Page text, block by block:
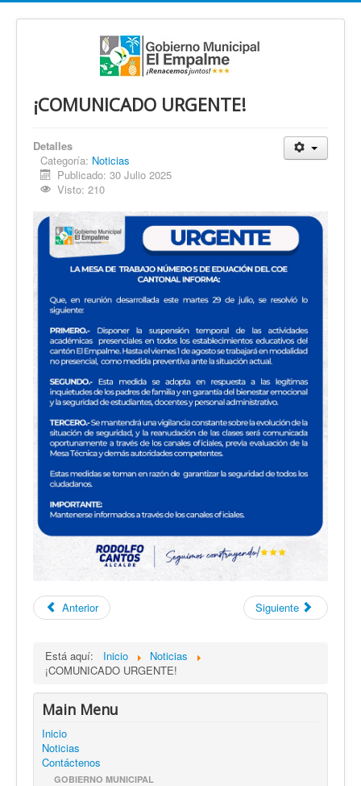
¡COMUNICADO URGENTE!
Detalles
Categoría: Noticias
Publicado: 30 Julio 2025
Visto: 210
Anterior Siguiente
Está aquí: Inicio
Noticias
¡COMUNICADO URGENTE!
Main Menu
Inicio
Noticias
Contáctenos
GOBIERNO MUNICIPAL